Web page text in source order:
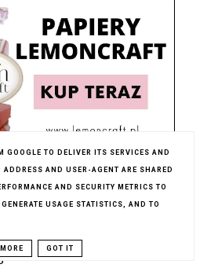
tworzenia notesów
GOOGLE TO DELIVER ITS SERVICES AND
AND USER-AGENT ARE SHARED
AND SECURITY METRICS TO
USAGE STATISTICS, AND TO
GOT IT